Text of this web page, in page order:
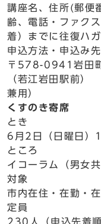
講座名、住所(郵便
齢、電話・ファク
着）までに往復ハ
申込方法・申込み
〒578-0941岩田
（若江岩田駅前
兼用）
くすのき寄席
とき
6月2日（日曜日
ところ
イコーラム（男女
対象
市内在住・在勤・
定員
230人（申込先着順